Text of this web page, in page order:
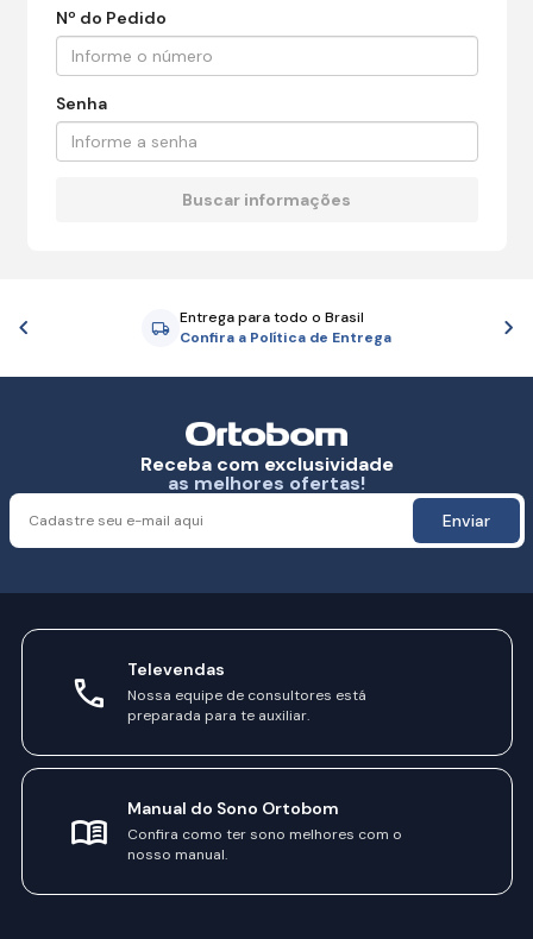
Nº do Pedido
Senha
Entrega para todo o Brasil
Confira a Política de Entrega
Anterior
Receba com exclusividade
as melhores ofertas!
Enviar
Televendas
Nossa equipe de consultores está
preparada para te auxiliar.
Manual do Sono Ortobom
Confira como ter sono melhores com o
nosso manual.